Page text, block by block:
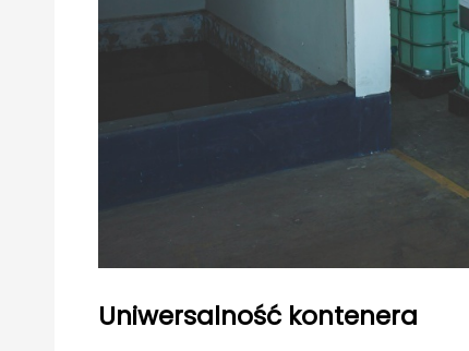
Uniwersalność kontenera